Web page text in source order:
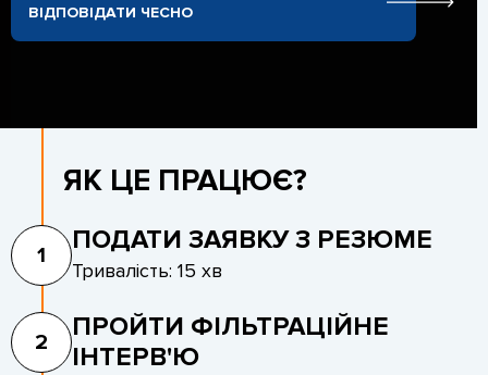
ВІДПОВІДАТИ ЧЕСНО
ЯК ЦЕ ПРАЦЮЄ?
1 ПОДАТИ ЗАЯВКУ З РЕЗЮМЕ
Тривалість: 15 хв
2
ПРОЙТИ ФІЛЬТРАЦІЙНЕ
ІНТЕРВ'Ю